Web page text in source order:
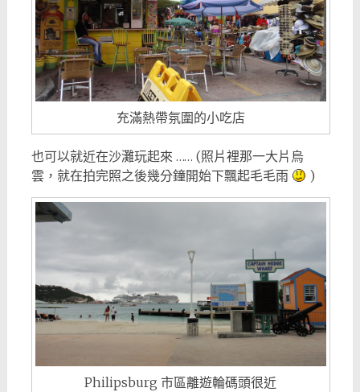
充滿熱帶氛圍的小吃店
也可以就近在沙灘玩起來 …… (照片裡那一大片烏
雲，就在拍完照之後幾分鐘開始下飄起毛毛雨
)
Philipsburg 市區離遊輪碼頭很近